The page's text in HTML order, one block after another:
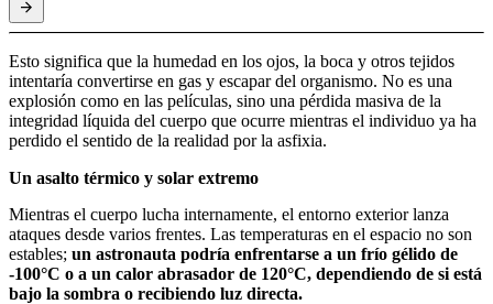
Esto significa que la humedad en los ojos, la boca y otros tejidos
intentaría convertirse en gas y escapar del organismo. No es una
explosión como en las películas, sino una pérdida masiva de la
integridad líquida del cuerpo que ocurre mientras el individuo ya ha
perdido el sentido de la realidad por la asfixia.
Un asalto térmico y solar extremo
Mientras el cuerpo lucha internamente, el entorno exterior lanza
ataques desde varios frentes. Las temperaturas en el espacio no son
estables; un astronauta podría enfrentarse a un frío gélido de
-100°C o a un calor abrasador de 120°C, dependiendo de si está
bajo la sombra o recibiendo luz directa.